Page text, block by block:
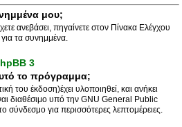
μου;
ανεβάσει, πηγαίνετε στον Πίνακα Ελέγχου
τα συνημμένα.
3
το πρόγραμμα;
του έκδοση)έχει υλοποιηθεί, και ανήκει
διαθέσιμο υπό την GNU General Public
σύνδεσμο για περισσότερες λεπτομέρειες.